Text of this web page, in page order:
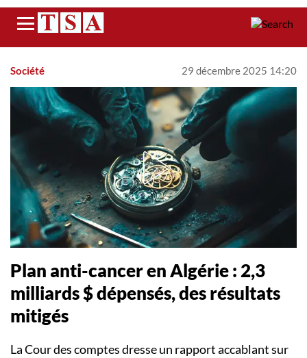
Menu
Société 29 décembre 2025 14:20
Plan anti-cancer en Algérie : 2,3
milliards $ dépensés, des résultats
mitigés
La Cour des comptes dresse un rapport accablant sur